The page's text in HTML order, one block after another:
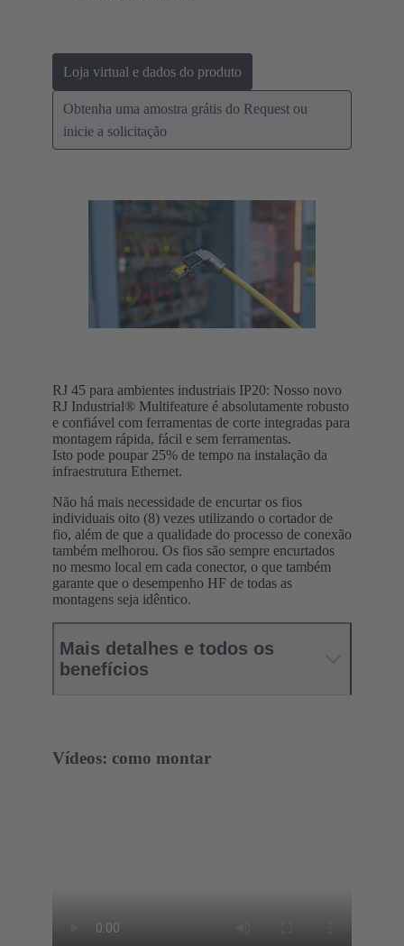
Loja virtual e dados do produto
Obtenha uma amostra grátis do Request ou
inicie a solicitação
RJ 45 para ambientes industriais IP20: Nosso novo
RJ Industrial® Multifeature é absolutamente robusto
e confiável com ferramentas de corte integradas para
montagem rápida, fácil e sem ferramentas.
Isto pode poupar 25% de tempo na instalação da
infraestrutura Ethernet.
Não há mais necessidade de encurtar os fios
individuais oito (8) vezes utilizando o cortador de
fio, além de que a qualidade do processo de conexão
também melhorou. Os fios são sempre encurtados
no mesmo local em cada conector, o que também
garante que o desempenho HF de todas as
montagens seja idêntico.
Mais detalhes e todos os
benefícios
Vídeos: como montar